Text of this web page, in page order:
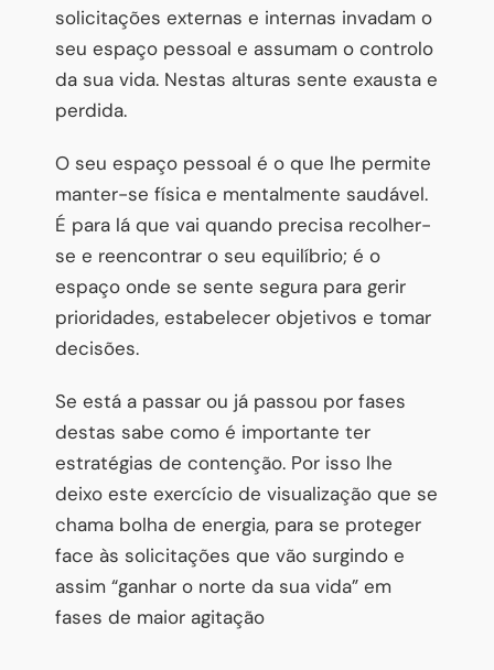
solicitações externas e internas invadam o
seu espaço pessoal e assumam o controlo
da sua vida. Nestas alturas sente exausta e
perdida.
O seu espaço pessoal é o que lhe permite
manter-se física e mentalmente saudável.
É para lá que vai quando precisa recolher-
se e reencontrar o seu equilíbrio; é o
espaço onde se sente segura para gerir
prioridades, estabelecer objetivos e tomar
decisões.
Se está a passar ou já passou por fases
destas sabe como é importante ter
estratégias de contenção. Por isso lhe
deixo este exercício de visualização que se
chama bolha de energia, para se proteger
face às solicitações que vão surgindo e
assim “ganhar o norte da sua vida” em
fases de maior agitação